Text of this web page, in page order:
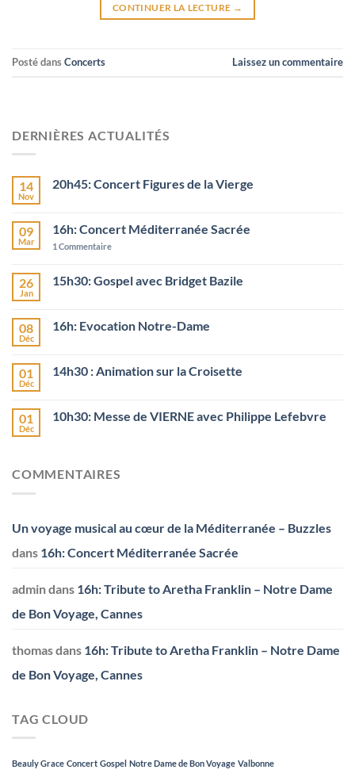
CONTINUER LA LECTURE →
Posté dansConcerts Laissez un commentaire
DERNIÈRES ACTUALITÉS
14
Nov
20h45: Concert Figures de la Vierge
09
Mar
16h: Concert Méditerranée Sacrée
1 Commentaire
26
Jan
15h30: Gospel avec Bridget Bazile
08
Déc
16h: Evocation Notre-Dame
01
Déc
14h30 : Animation sur la Croisette
01
Déc
10h30: Messe de VIERNE avec Philippe Lefebvre
COMMENTAIRES
Un voyage musical au cœur de la Méditerranée – Buzzles
dans 16h: Concert Méditerranée Sacrée
admindans 16h: Tribute to Aretha Franklin – Notre Dame
de Bon Voyage, Cannes
thomasdans 16h: Tribute to Aretha Franklin – Notre Dame
de Bon Voyage, Cannes
TAG CLOUD
Beauly Grace Concert Gospel Notre Dame de Bon Voyage Valbonne